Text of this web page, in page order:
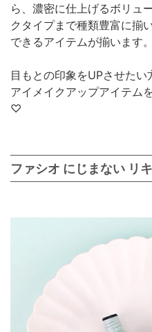
ら、濃密に仕上げるボリュ
クタイプまで種類豊富に揃
できるアイテムが揃います。
目もとの印象をUPさせた
アイメイクアップアイテム
♡
ファシオ にじまない リ